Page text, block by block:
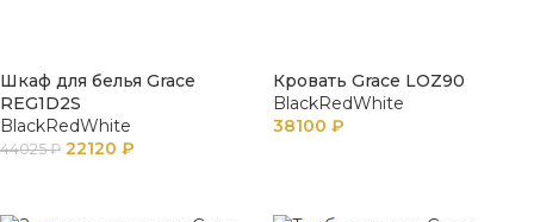
Шкаф для белья Grace
REG1D2S
BlackRedWhite
44025₽ 22120 ₽
Кровать Grace LOZ90
BlackRedWhite
38100 ₽